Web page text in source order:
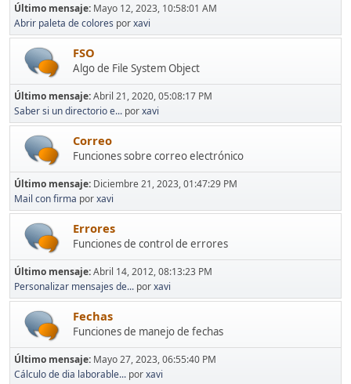
Último mensaje: Mayo 12, 2023, 10:58:01 AM
Abrir paleta de colores porxavi
FSO
Algo de File System Object
Último mensaje:Abril 21, 2020, 05:08:17 PM
Saber si un directorio e... porxavi
Correo
Funciones sobre correo electrónico
Último mensaje: Diciembre 21, 2023, 01:47:29 PM
Mail con firma porxavi
Errores
Funciones de control de errores
Último mensaje:Abril 14, 2012, 08:13:23 PM
Personalizar mensajes de... porxavi
Fechas
Funciones de manejo de fechas
Último mensaje: Mayo 27, 2023, 06:55:40 PM
Cálculo de dia laborable... porxavi